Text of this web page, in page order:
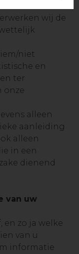
wij de
niet
en
ter
onze
alleen
aanleiding
alleen
in een
dienend
van uw
en zo ja welke
van u
informatie